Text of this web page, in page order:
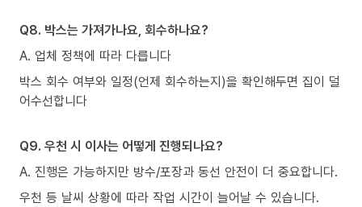
Q8. 박스는 가져가나요, 회수하나요?
A. 업체 정책에 따라 다릅니다
박스 회수 여부와 일정(언제 회수하는지)을 확인해두면 집이 덜
어수선합니다
Q9. 우천 시 이사는 어떻게 진행되나요?
A. 진행은 가능하지만 방수/포장과 동선 안전이 더 중요합니다.
우천 등 날씨 상황에 따라 작업 시간이 늘어날 수 있습니다.